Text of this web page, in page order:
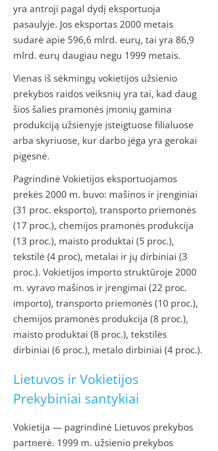
yra antroji pagal dydį eksportuoja
pasaulyje. Jos eksportas 2000 metais
sudarė apie 596,6 mlrd. eurų, tai yra 86,9
mlrd. eurų daugiau negu 1999 metais.
Vienas iš sėkmingų vokietijos užsienio
prekybos raidos veiksnių yra tai, kad daug
šios šalies pramonės įmonių gamina
produkciją užsienyje įsteigtuose filialuose
arba skyriuose, kur darbo jėga yra gerokai
pigesnė.
Pagrindinė Vokietijos eksportuojamos
prekės 2000 m. buvo: mašinos ir įrenginiai
(31 proc. eksporto), transporto priemonės
(17 proc.), chemijos pramonės produkcija
(13 proc.), maisto produktai (5 proc.),
tekstilė (4 proc), metalai ir jų dirbiniai (3
proc.). Vokietijos importo struktūroje 2000
m. vyravo mašinos ir įrengimai (22 proc.
importo), transporto priemonės (10 proc.),
chemijos pramonės produkcija (8 proc.),
maisto produktai (8 proc.), tekstilės
dirbiniai (6 proc.), metalo dirbiniai (4 proc.).
Lietuvos ir Vokietijos
Prekybiniai santykiai
Vokietija — pagrindinė Lietuvos prekybos
partnerė. 1999 m. užsienio prekybos